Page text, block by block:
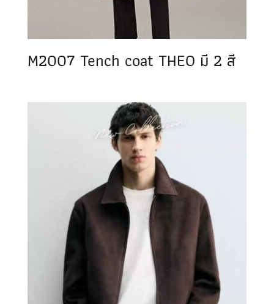
M2007 Tench coat THEO มี 2 สี